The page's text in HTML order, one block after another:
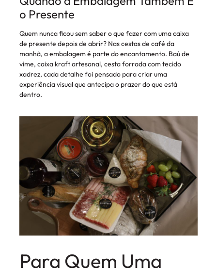
o Presente
Quem nunca ficou sem saber o que fazer com uma caixa
de presente depois de abrir? Nas cestas de café da
manhã, a embalagem é parte do encantamento. Baú de
vime, caixa kraft artesanal, cesta forrada com tecido
xadrez, cada detalhe foi pensado para criar uma
experiência visual que antecipa o prazer do que está
dentro.
Para Quem Uma